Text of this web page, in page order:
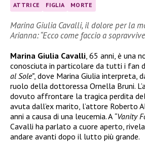
ATTRICE FIGLIA MORTE
Marina Giulia Cavalli, il dolore per la
Arianna: “Ecco come faccio a
Marina Giulia Cavalli , 65 anni, è una
conosciuta in particolare da tutti i fan
al Sole”, dove Marina Giulia interpreta,
ruolo della dottoressa Ornella Bruni.
dovuto affrontare la tragica perdita
avuta dall’ex marito, l’attore Roberto
anni a causa di una leucemia. A “Vanity
Cavalli ha parlato a cuore aperto,
andare avanti dopo il lutto più grande.